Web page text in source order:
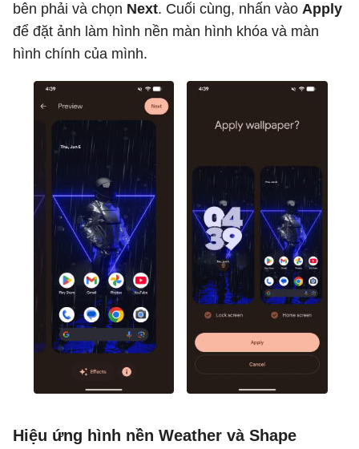
bên phải và chọn Next. Cuối cùng, nhấn vào Apply
để đặt ảnh làm hình nền màn hình khóa và màn
hình chính của mình.
Hiệu ứng hình nền Weather và Shape